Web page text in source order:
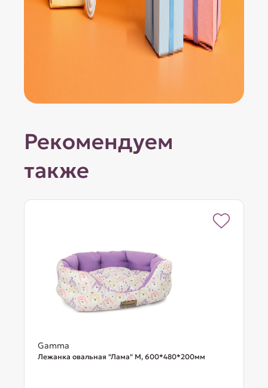
Рекомендуем
также
Gamma
Лежанка овальная "Лама" М, 600*480*200мм